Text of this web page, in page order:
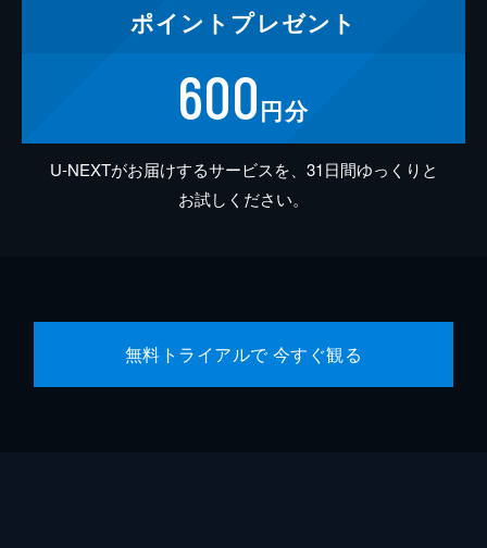
ポイント プレゼント
600円分
U-NEXTがお届けするサービスを、31日間ゆっくりと
お試しください。
無料トライアルで 今すぐ観る